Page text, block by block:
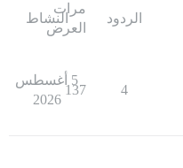
الردود
مرات
العرض
النشاط
4
137
5 أغسطس
2026